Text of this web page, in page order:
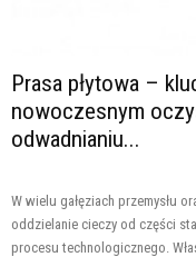
Prasa płytowa –
nowoczesnym
odwadnianiu...
W wielu gałęziach przemysłu
oddzielanie cieczy od części
procesu technologicznego.